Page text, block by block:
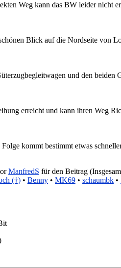
Weg kann das BW leider nicht
Blick auf die Nordseite von
und den beiden
erreicht und kann ihren Weg
kommt bestimmt etwas
ManfredS für den Beitrag
(†) • Benny • MK69 • schaumbk •